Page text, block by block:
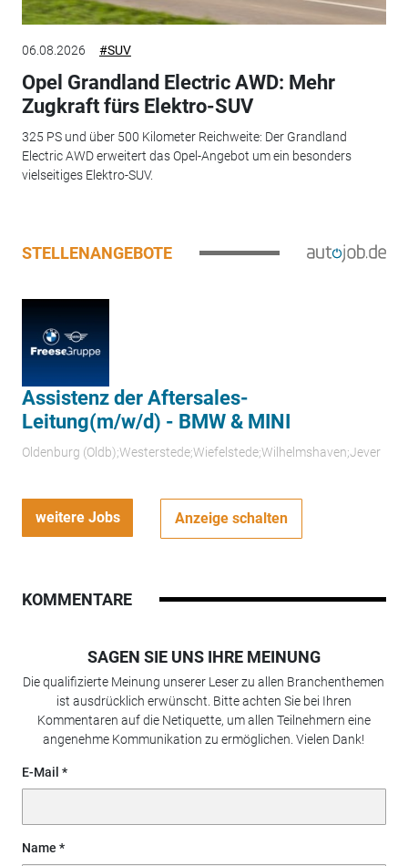
06.08.2026 #SUV
Opel Grandland Electric AWD: Mehr
Zugkraft fürs Elektro-SUV
325 PS und über 500 Kilometer Reichweite: Der Grandland
Electric AWD erweitert das Opel-Angebot um ein besonders
vielseitiges Elektro-SUV.
STELLENANGEBOTE
Assistenz der Aftersales-
Leitung(m/w/d) - BMW & MINI
Oldenburg (Oldb);Westerstede;Wiefelstede;Wilhelmshaven;Jever
weitere Jobs Anzeige schalten
KOMMENTARE
SAGEN SIE UNS IHRE MEINUNG
Die qualifizierte Meinung unserer Leser zu allen Branchenthemen
ist ausdrücklich erwünscht. Bitte achten Sie bei Ihren
Kommentaren auf die Netiquette, um allen Teilnehmern eine
angenehme Kommunikation zu ermöglichen. Vielen Dank!
E-Mail
Name